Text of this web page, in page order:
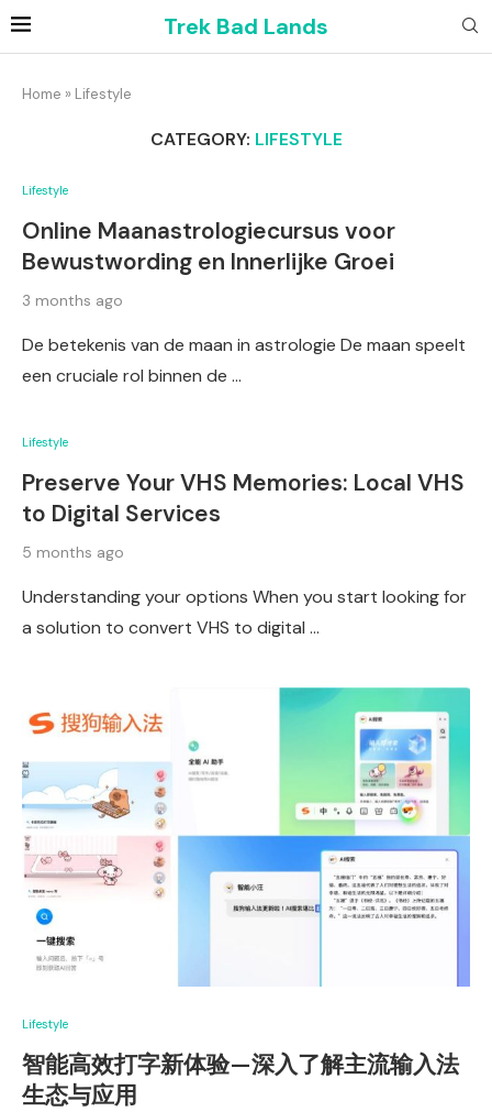
Trek Bad Lands
Home » Lifestyle
CATEGORY: LIFESTYLE
Lifestyle
Online Maanastrologiecursus voor
Bewustwording en Innerlijke Groei
3 months ago
De betekenis van de maan in astrologie De maan speelt
een cruciale rol binnen de …
Lifestyle
Preserve Your VHS Memories: Local VHS
to Digital Services
5 months ago
Understanding your options When you start looking for
a solution to convert VHS to digital …
Lifestyle
智能高效打字新体验—深入了解主流输入法
生态与应用